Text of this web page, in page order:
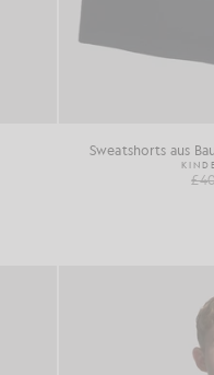
Sweatshorts aus